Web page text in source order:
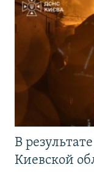
В
Киевской